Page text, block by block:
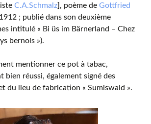
C.A.Schmalz], poème de Gottfried
; publié dans son deuxième
intitulé « Bi üs im Bärnerland – Chez
bernois »).
mentionner ce pot à tabac,
bien réussi, également signé des
du lieu de fabrication « Sumiswald ».